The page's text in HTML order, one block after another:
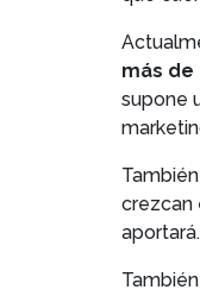
más de
supone
crezcan
aportará.